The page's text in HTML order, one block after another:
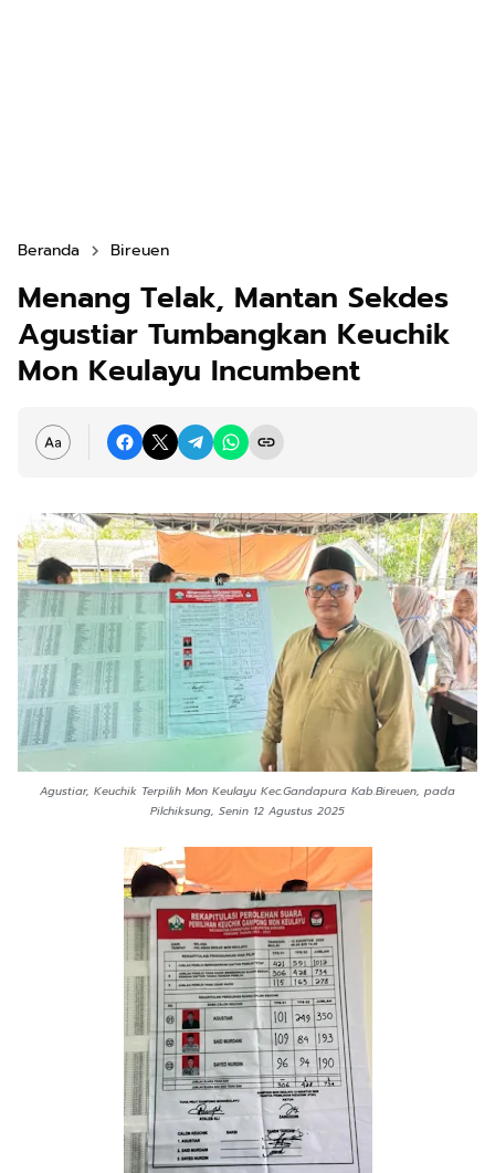
Beranda Bireuen
Menang Telak, Mantan Sekdes
Agustiar Tumbangkan Keuchik
Mon Keulayu Incumbent
Agustiar, Keuchik Terpilih Mon Keulayu Kec.Gandapura Kab.Bireuen, pada
Pilchiksung, Senin 12 Agustus 2025